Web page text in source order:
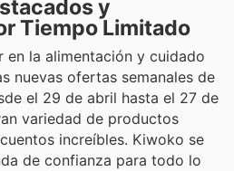
y
Tiempo Limitado
en la alimentación y cuidado
nuevas ofertas semanales de
el 29 de abril hasta el 27 de
variedad de productos
increíbles. Kiwoko se
de confianza para todo lo